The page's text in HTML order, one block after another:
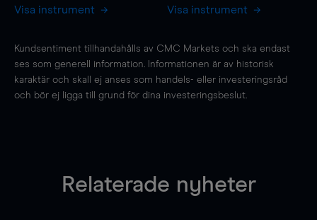
Visa instrument Visa instrument
Kundsentiment tillhandahålls av CMC Markets och ska endast
ses som generell information. Informationen är av historisk
karaktär och skall ej anses som handels- eller investeringsråd
och bör ej ligga till grund för dina investeringsbeslut.
Relaterade nyheter